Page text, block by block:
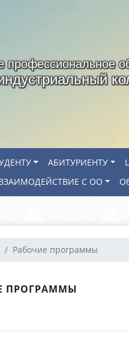
профессиональное
АБИТУРИЕНТУ
С ОО
Рабочие программы
ПРОГРАММЫ